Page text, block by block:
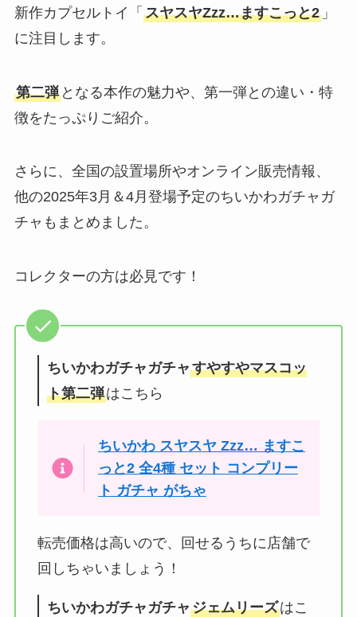
新作カプセルトイ「 スヤスヤZzz…ますこっと2」
に注目します。​
第二弾となる本作の魅力や、第一弾との違い・特
徴をたっぷりご紹介。
さらに、全国の設置場所やオンライン販売情報、
他の2025年3月＆4月登場予定のちいかわガチャガ
チャもまとめました。
コレクターの方は必見です！
ちいかわガチャガチャすやすやマスコッ
ト第二弾はこちら
ちいかわ スヤスヤ Zzz… ますこ
っと2 全4種 セット コンプリー
ト ガチャ がちゃ
転売価格は高いので、回せるうちに店舗で
回しちゃいましょう！
ちいかわガチャガチャジェムリーズはこ